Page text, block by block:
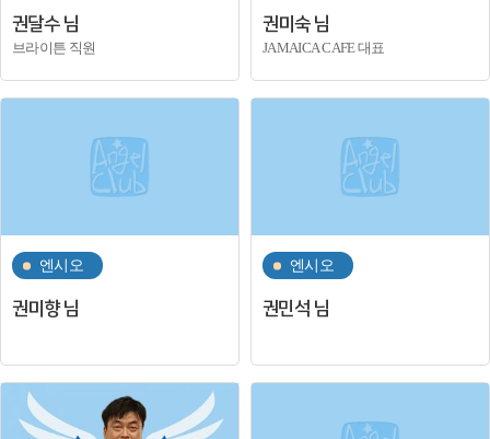
권달수 님
브라이튼 직원
권미숙 님
JAMAICA CAFE 대표
엔시오
권미향 님
엔시오
권민석 님